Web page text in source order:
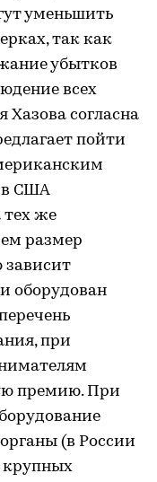
уменьшить
так как
убытков
всех
Хазова согласна
пойти
в США
тех же
размер
оборудован
при
премию. При
(в России
крупных